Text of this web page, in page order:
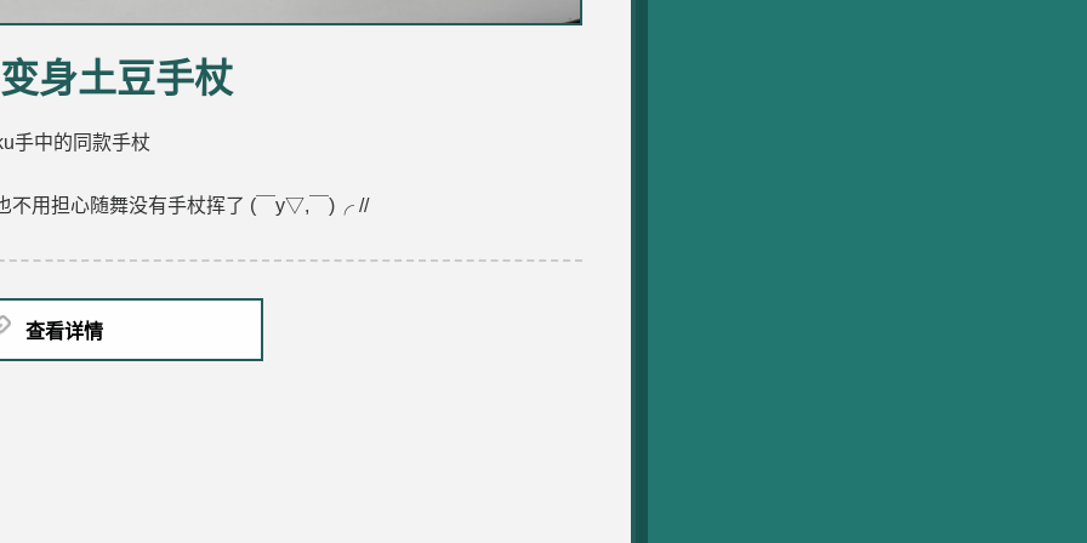
变身土豆手杖
手中的同款手杖
不用担心随舞没有手杖挥了 (￣y▽,￣)╭ //
查看详情